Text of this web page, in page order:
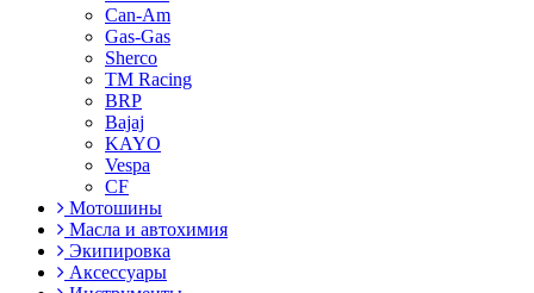
Can-Am
Gas-Gas
Sherco
TM Racing
BRP
Bajaj
KAYO
Vespa
CF
Мотошины
Масла и автохимия
Экипировка
Аксессуары